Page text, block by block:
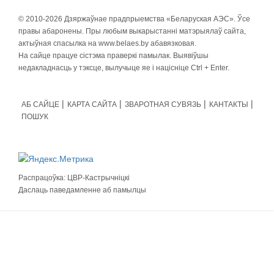
© 2010-2026 Дзяржаўнае прадпрыемства «Беларуская АЭС». Ўсе
правы абаронены. Пры любым выкарыстанні матэрыялаў сайта,
актыўная спасылка на www.belaes.by абавязковая.
На сайце працуе сістэма праверкі памылак. Выявіўшы
недакладнасць у тэксце, вылучыце яе і націсніце Ctrl + Enter.
АБ САЙЦЕ КАРТА САЙТА ЗВАРОТНАЯ СУВЯЗЬ
КАНТАКТЫ
ПОШУК
Распрацоўка: ЦВР-Кастрычніцкі
Даслаць паведамленне аб памылцы